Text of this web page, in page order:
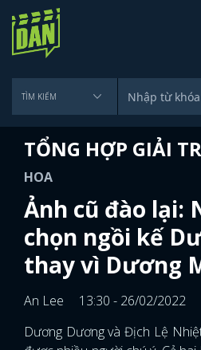
TỔNG HỢP GIẢI
HOA
Ảnh cũ đào lại:
chọn ngồi kế
thay vì Dương
An Lee
13:30 - 26/02/2022
Dương Dương và Địch Lệ